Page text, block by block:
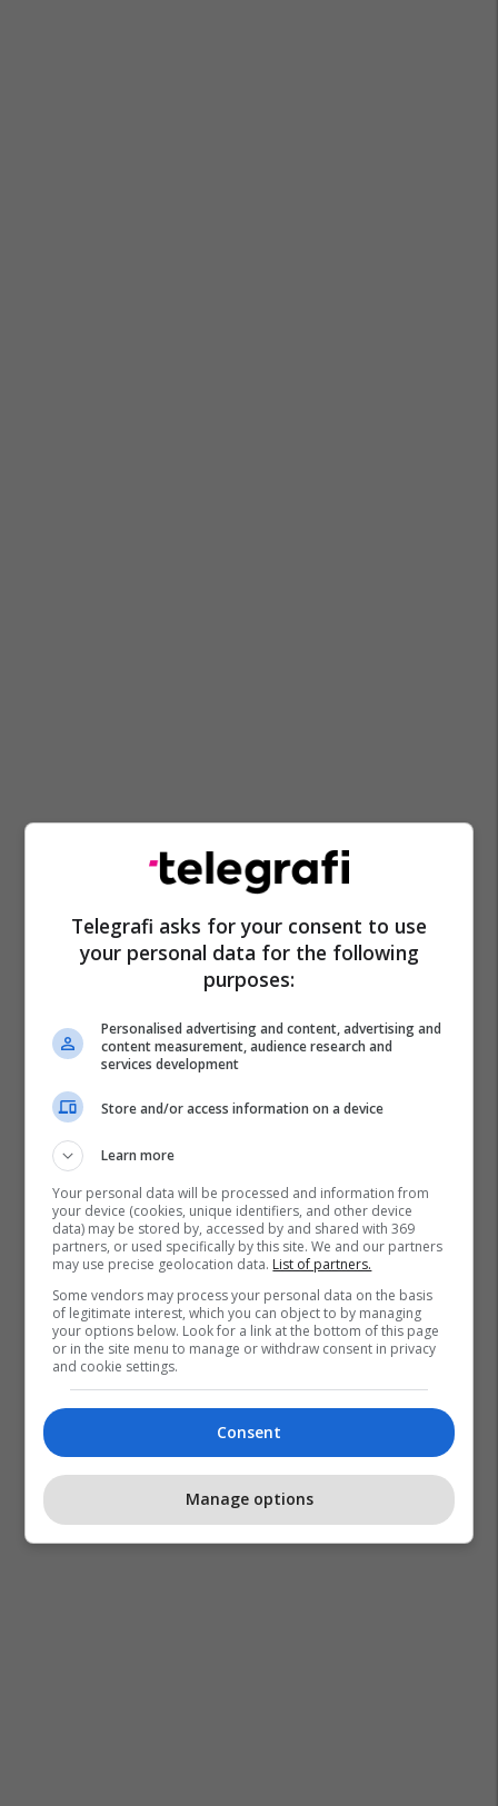
Telegrafi asks for your consent to use
your personal data for the following
purposes:
Personalised advertising and content, advertising and
content measurement, audience research and
services development
Store and/or access information on a device
Learn more
Your personal data will be processed and information from
your device (cookies, unique identifiers, and other device
data) may be stored by, accessed by and shared with 369
partners, or used specifically by this site. We and our partners
may use precise geolocation data. List of partners.
Some vendors may process your personal data on the basis
of legitimate interest, which you can object to by managing
your options below. Look for a link at the bottom of this page
or in the site menu to manage or withdraw consent in privacy
and cookie settings.
Consent
Manage options